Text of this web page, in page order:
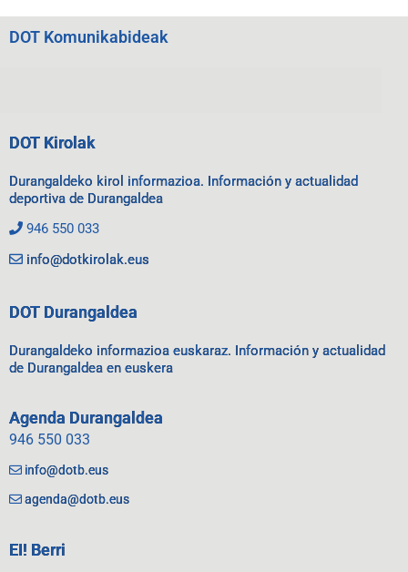
DOT Komunikabideak
DOT Kirolak
Durangaldeko kirol informazioa. Información y actualidad
deportiva de Durangaldea
946 550 033
info@dotkirolak.eus
DOT Durangaldea
Durangaldeko informazioa euskaraz. Información y actualidad
de Durangaldea en euskera
Agenda Durangaldea
946 550 033
info@dotb.eus
agenda@dotb.eus
EI! Berri